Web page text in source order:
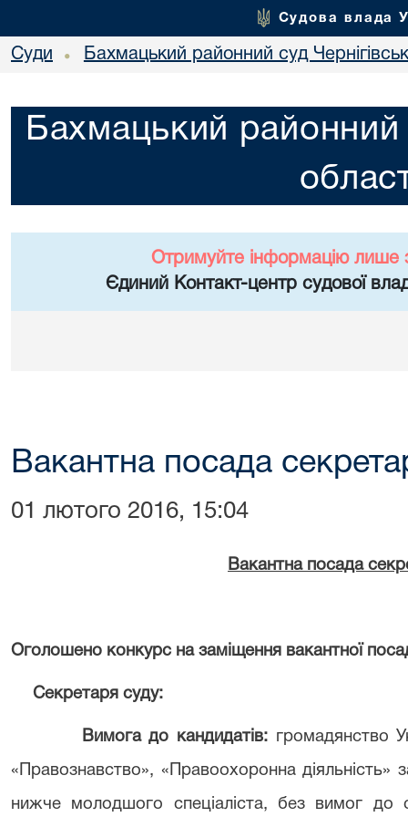
Судова влада
Суди • Бахмацький районний суд
Бахмацький районний
Отримуйте інформацію лише
Єдиний Контакт-центр судової
Вакантна посада
01 лютого 2016, 15:04
Вакантна посада
Оголошено конкурс на заміщення вакантної
Секретаря суду:
Вимога до кандидатів: громадянство
«Правознавство», «Правоохоронна діяльність»
нижче молодшого спеціаліста, без вимог до